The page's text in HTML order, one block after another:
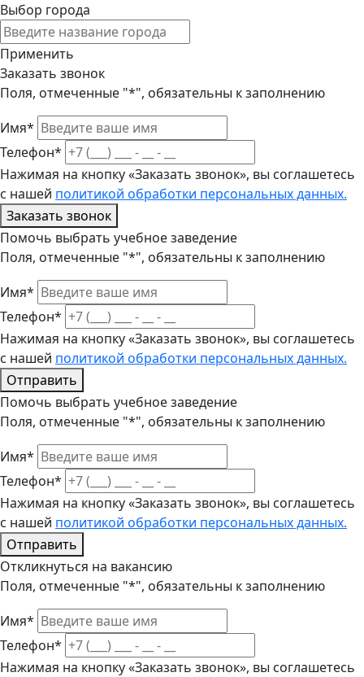
Выбор города
Применить
Заказать звонок
Поля, отмеченные "*", обязательны к заполнению
Имя*
Телефон*
Нажимая на кнопку «Заказать звонок», вы соглашетесь
с нашей политикой обработки персональных данных.
Заказать звонок
Помочь выбрать учебное заведение
Поля, отмеченные "*", обязательны к заполнению
Имя*
Телефон*
Нажимая на кнопку «Заказать звонок», вы соглашетесь
с нашей политикой обработки персональных данных.
Отправить
Помочь выбрать учебное заведение
Поля, отмеченные "*", обязательны к заполнению
Имя*
Телефон*
Нажимая на кнопку «Заказать звонок», вы соглашетесь
с нашей политикой обработки персональных данных.
Отправить
Откликнуться на вакансию
Поля, отмеченные "*", обязательны к заполнению
Имя*
Телефон*
Нажимая на кнопку «Заказать звонок», вы соглашетесь